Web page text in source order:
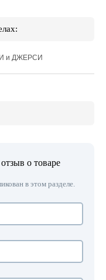
и ДЖЕРСИ
о товаре
в этом разделе.